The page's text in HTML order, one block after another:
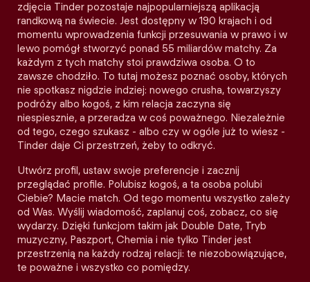
zdjęcia Tinder pozostaje najpopularniejszą aplikacją
randkową na świecie. Jest dostępny w 190 krajach i od
momentu wprowadzenia funkcji przesuwania w prawo i w
lewo pomógł stworzyć ponad 55 miliardów matchy. Za
każdym z tych matchy stoi prawdziwa osoba. O to
zawsze chodziło. To tutaj możesz poznać osoby, których
nie spotkasz nigdzie indziej: nowego crusha, towarzyszy
podróży albo kogoś, z kim relacja zaczyna się
niespiesznie, a przeradza w coś poważnego. Niezależnie
od tego, czego szukasz - albo czy w ogóle już to wiesz -
Tinder daje Ci przestrzeń, żeby to odkryć.
Utwórz profil, ustaw swoje preferencje i zacznij
przeglądać profile. Polubisz kogoś, a ta osoba polubi
Ciebie? Macie match. Od tego momentu wszystko zależy
od Was. Wyślij wiadomość, zaplanuj coś, zobacz, co się
wydarzy. Dzięki funkcjom takim jak Double Date, Tryb
muzyczny, Paszport, Chemia i nie tylko Tinder jest
przestrzenią na każdy rodzaj relacji: te niezobowiązujące,
te poważne i wszystko co pomiędzy.